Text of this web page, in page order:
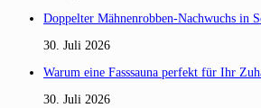
Doppelter Mähnenrobben-Nachwuchs in
30. Juli 2026
Warum eine Fasssauna perfekt für Ihr
30. Juli 2026